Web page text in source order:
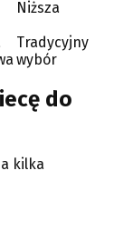
Niższa
Tradycyjny
wybór
do
kilka